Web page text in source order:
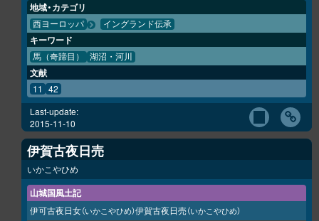
地域・カテゴリ
西ヨーロッパ イングランド伝承
キーワード
馬（奇蹄目） 湖沼・河川
文献
11 42
Last-update:
2015-11-10
伊賀古夜日売
いかこやひめ
山城国風土記
伊可古夜日女（いかこやひめ）伊賀古夜日売（いかこやひめ）